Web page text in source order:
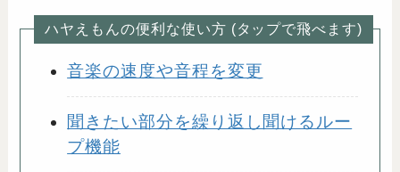
ハヤえもんの便利な使い方 (タップで飛べます)
音楽の速度や音程を変更
聞きたい部分を繰り返し聞けるルー
プ機能